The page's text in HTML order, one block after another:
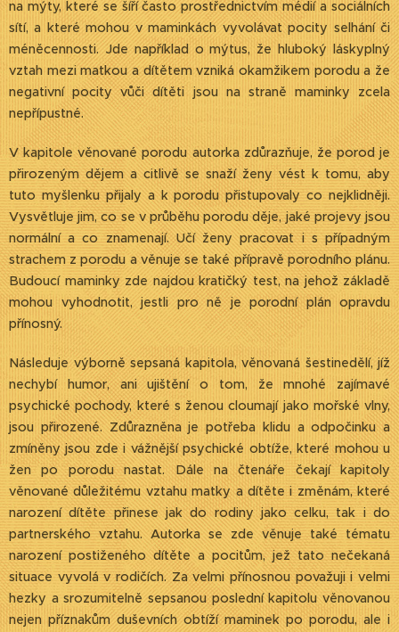
na mýty, které se šíří často prostřednictvím médií a sociálních
sítí, a které mohou v maminkách vyvolávat pocity selhání či
méněcennosti. Jde například o mýtus, že hluboký láskyplný
vztah mezi matkou a dítětem vzniká okamžikem porodu a že
negativní pocity vůči dítěti jsou na straně maminky zcela
nepřípustné.
V kapitole věnované porodu autorka zdůrazňuje, že porod je
přirozeným dějem a citlivě se snaží ženy vést k tomu, aby
tuto myšlenku přijaly a k porodu přistupovaly co nejklidněji.
Vysvětluje jim, co se v průběhu porodu děje, jaké projevy jsou
normální a co znamenají. Učí ženy pracovat i s případným
strachem z porodu a věnuje se také přípravě porodního plánu.
Budoucí maminky zde najdou kratičký test, na jehož základě
mohou vyhodnotit, jestli pro ně je porodní plán opravdu
přínosný.
Následuje výborně sepsaná kapitola, věnovaná šestinedělí, jíž
nechybí humor, ani ujištění o tom, že mnohé zajímavé
psychické pochody, které s ženou cloumají jako mořské vlny,
jsou přirozené. Zdůrazněna je potřeba klidu a odpočinku a
zmíněny jsou zde i vážnější psychické obtíže, které mohou u
žen po porodu nastat. Dále na čtenáře čekají kapitoly
věnované důležitému vztahu matky a dítěte i změnám, které
narození dítěte přinese jak do rodiny jako celku, tak i do
partnerského vztahu. Autorka se zde věnuje také tématu
narození postiženého dítěte a pocitům, jež tato nečekaná
situace vyvolá v rodičích. Za velmi přínosnou považuji i velmi
hezky a srozumitelně sepsanou poslední kapitolu věnovanou
nejen příznakům duševních obtíží maminek po porodu, ale i